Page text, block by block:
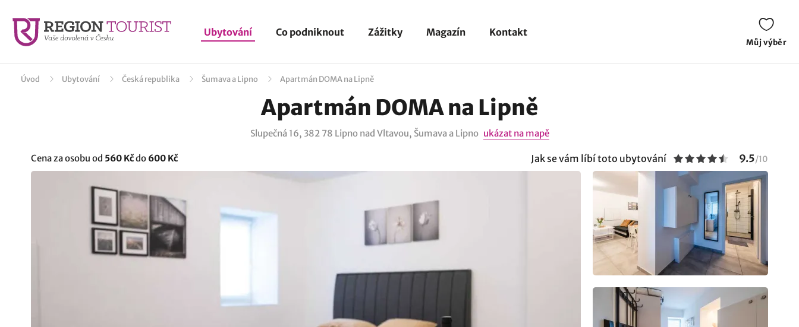
Ubytování Co podniknout Zážitky Magazín Kontakt
Můj výběr
Úvod Ubytování Česká republika Šumava a Lipno Apartmán DOMA na Lipně
Apartmán DOMA na Lipně
Slupečná 16, 382 78 Lipno nad Vltavou, Šumava a Lipno ukázat na mapě
Cena za osobu od 560 Kčdo 600 Kč Jak se vám líbí toto ubytování 9.5/10